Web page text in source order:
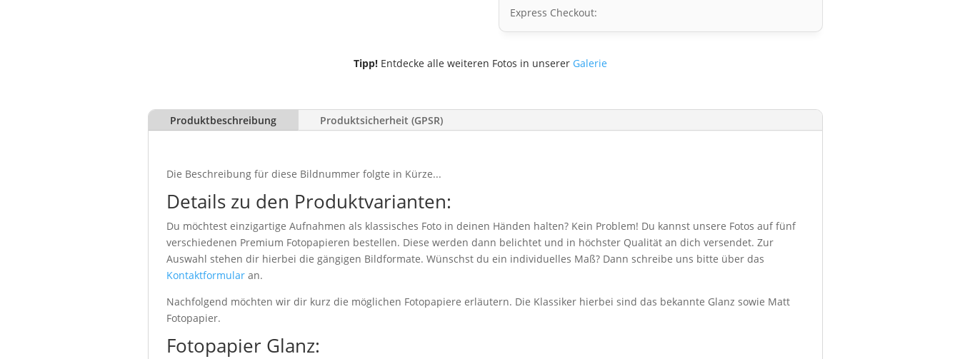
Express Checkout:
Tipp!Entdecke alle weiteren Fotos in unserer Galerie
Produktbeschreibung Produktsicherheit (GPSR)
Die Beschreibung für diese Bildnummer folgte in Kürze...
Details zu den Produktvarianten:
Du möchtest einzigartige Aufnahmen als klassisches Foto in deinen Händen halten? Kein Problem! Du kannst unsere Fotos auf fünf
verschiedenen Premium Fotopapieren bestellen. Diese werden dann belichtet und in höchster Qualität an dich versendet. Zur
Auswahl stehen dir hierbei die gängigen Bildformate. Wünschst du ein individuelles Maß? Dann schreibe uns bitte über das
Kontaktformular an.
Nachfolgend möchten wir dir kurz die möglichen Fotopapiere erläutern. Die Klassiker hierbei sind das bekannte Glanz sowie Matt
Fotopapier.
Fotopapier Glanz: